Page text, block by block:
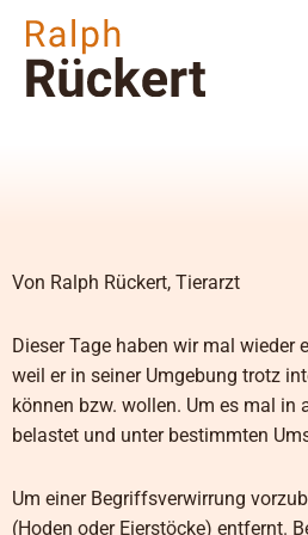
Inhalt
springen
Von Ralph Rückert, Tierarzt
Dieser Tage haben wir mal wieder
weil er in seiner Umgebung trotz
können bzw. wollen. Um es mal in
belastet und unter bestimmten
Um einer Begriffsverwirrung
(Hoden oder Eierstöcke) entfernt.